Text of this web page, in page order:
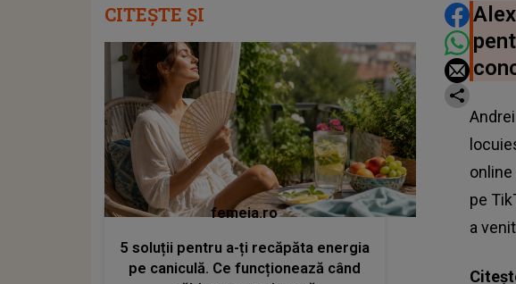
pe
a
CITEȘTE ȘI
femeia.ro
5 soluții pentru a-ți recăpăta energia
pe caniculă. Ce funcționează când